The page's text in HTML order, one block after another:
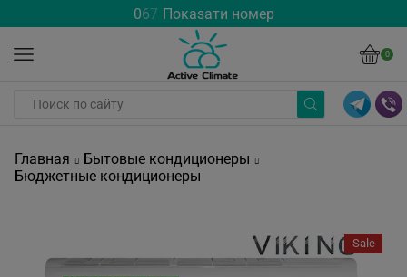
067 Показати номер
0
Главная
Бытовые кондиционеры
Бюджетные кондиционеры
Sale